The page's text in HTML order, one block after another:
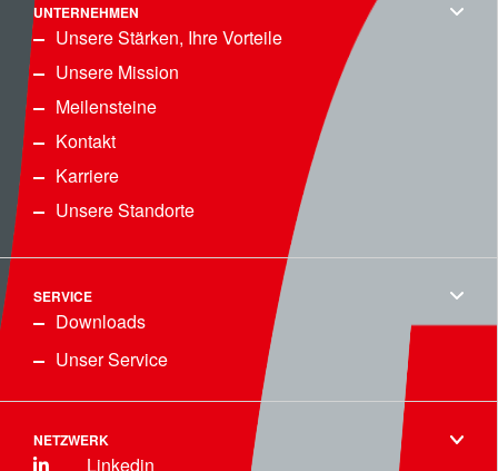
UNTERNEHMEN
Unsere Stärken, Ihre Vorteile
Unsere Mission
Meilensteine
Kontakt
Karriere
Unsere Standorte
SERVICE
Downloads
Unser Service
NETZWERK
Linkedin